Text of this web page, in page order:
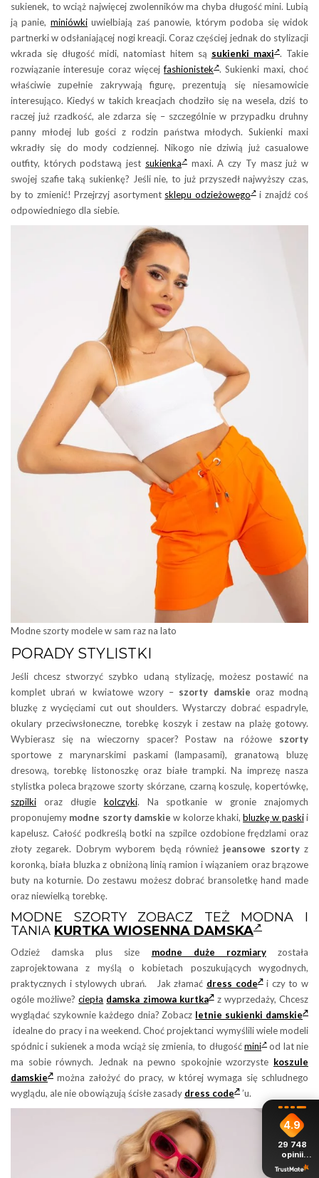
sukienek, to wciąż najwięcej zwolenników ma chyba długość mini. Lubią
ją panie, miniówkiuwielbiają zaś panowie, którym podoba się widok
partnerki w odsłaniającej nogi kreacji. Coraz częściej jednak do stylizacji
wkrada się długość midi, natomiast hitem są sukienki maxi . Takie
rozwiązanie interesuje coraz więcejfashionistek . Sukienki maxi, choć
właściwie zupełnie zakrywają figurę, prezentują się niesamowicie
interesująco. Kiedyś w takich kreacjach chodziło się na wesela, dziś to
raczej już rzadkość, ale zdarza się – szczególnie w przypadku druhny
panny młodej lub gości z rodzin państwa młodych. Sukienki maxi
wkradły się do mody codziennej. Nikogo nie dziwią już casualowe
outfity, których podstawą jest sukienka maxi. A czy Ty masz już w
swojej szafie taką sukienkę? Jeśli nie, to już przyszedł najwyższy czas,
by to zmienić! Przejrzyj asortyment sklepu odzieżowego i znajdź coś
odpowiedniego dla siebie.
Modne szorty modele w sam raz na lato
PORADY STYLISTKI
Jeśli chcesz stworzyć szybko udaną stylizację, możesz postawić na
komplet ubrań w kwiatowe wzory – szorty damskie oraz modną
bluzkę z wycięciami cut out shoulders. Wystarczy dobrać espadryle,
okulary przeciwsłoneczne, torebkę koszyk i zestaw na plażę gotowy.
Wybierasz się na wieczorny spacer? Postaw na różowe szorty
sportowe z marynarskimi paskami (lampasami), granatową bluzę
dresową, torebkę listonoszkę oraz białe trampki. Na imprezę nasza
stylistka poleca brązowe szorty skórzane, czarną koszulę, kopertówkę,
szpilki oraz długie kolczyki. Na spotkanie w gronie znajomych
proponujemy modne szorty damskie w kolorze khaki,bluzkę w paskii
kapelusz. Całość podkreślą botki na szpilce ozdobione frędzlami oraz
złoty zegarek. Dobrym wyborem będą równieżjeansowe szortyz
koronką, biała bluzka z obniżoną linią ramion i wiązaniem oraz brązowe
buty na koturnie. Do zestawu możesz dobrać bransoletkę hand made
oraz niewielką torebkę.
MODNE SZORTY ZOBACZ TEŻ MODNA I
TANIA KURTKA WIOSENNA DAMSKA
Odzież damska plus size modne duże rozmiaryzostała
zaprojektowana z myślą o kobietach poszukujących wygodnych,
praktycznych i stylowych ubrań. Jak złamać dress code i czy to w
ogóle możliwe?ciepła damska zimowa kurtka z wyprzedaży, Chcesz
wyglądać szykownie każdego dnia? Zobacz letnie sukienki damskie
idealne do pracy i na weekend. Choć projektanci wymyślili wiele modeli
spódnic i sukienek a moda wciąż się zmienia, to długośćmini
od lat nie
ma sobie równych. Jednak na pewno spokojnie wzorzyste koszule
damskie
można założyć do pracy, w której wymaga się schludnego
wyglądu, ale nie obowiązują ścisłe zasady dress code ’u.
4.9
29 748
opinii
z całego
okresu